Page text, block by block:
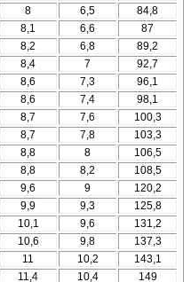
8 6,5
84,8
8,1 6,6
87
8,2 6,8
89,2
8,4 7
92,7
8,6 7,3
96,1
8,6 7,4
98,1
8,7 7,6
100,3
8,7 7,8
103,3
8,8 8
106,5
8,8 8,2
108,5
9,6 9
120,2
9,9 9,3
125,8
10,1 9,6
131,2
10,6 9,8
137,3
11 10,2
143,1
11,4 10,4
149